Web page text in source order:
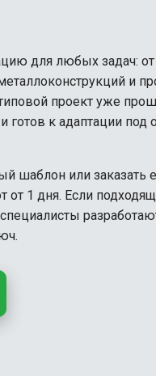
для любых задач:
и
проект уже
готов к адаптации под
шаблон или заказать
от 1 дня. Если